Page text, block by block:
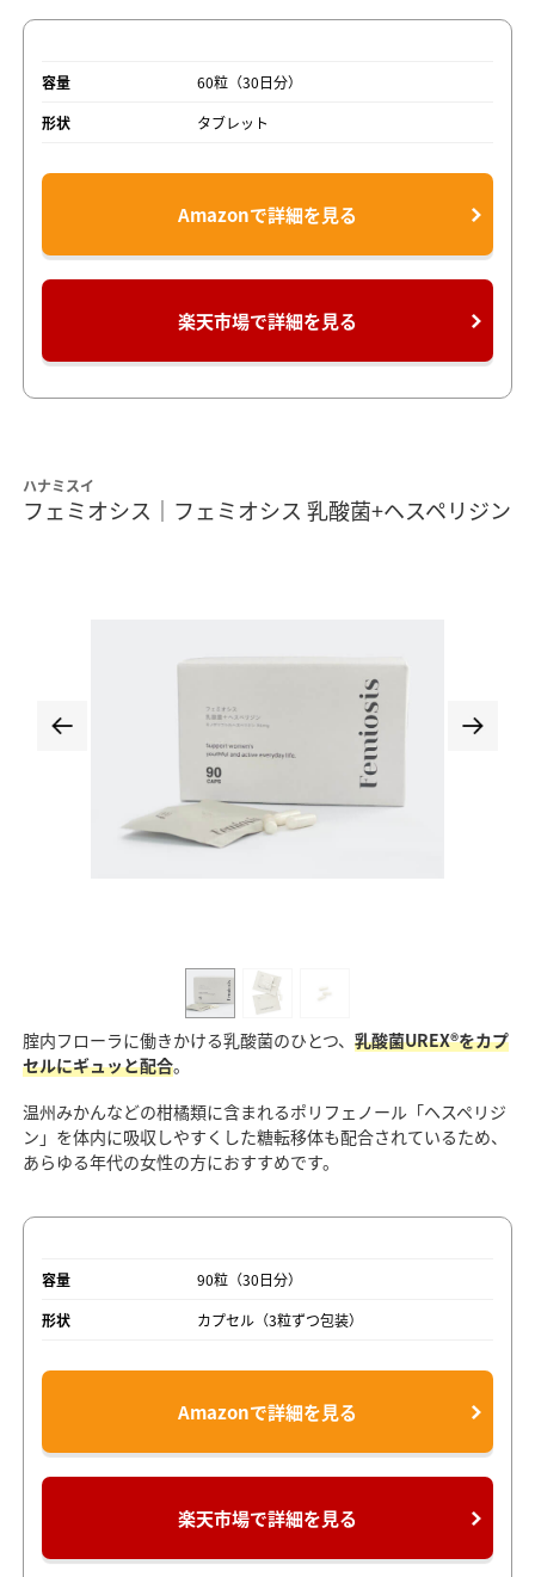
容量
60粒（30日分）
形状
タブレット
Amazonで詳細を見る
楽天市場で詳細を見る
ハナミスイ
フェミオシス｜フェミオシス 乳酸菌+ヘスペリジン
腟内フローラに働きかける乳酸菌のひとつ、 乳酸菌UREX®をカプ
セルにギュッと配合。
温州みかんなどの柑橘類に含まれるポリフェノール「ヘスペリジ
ン」を体内に吸収しやすくした糖転移体も配合されているため、
あらゆる年代の女性の方におすすめです。
容量
90粒（30日分）
形状
カプセル（3粒ずつ包装）
Amazonで詳細を見る
楽天市場で詳細を見る